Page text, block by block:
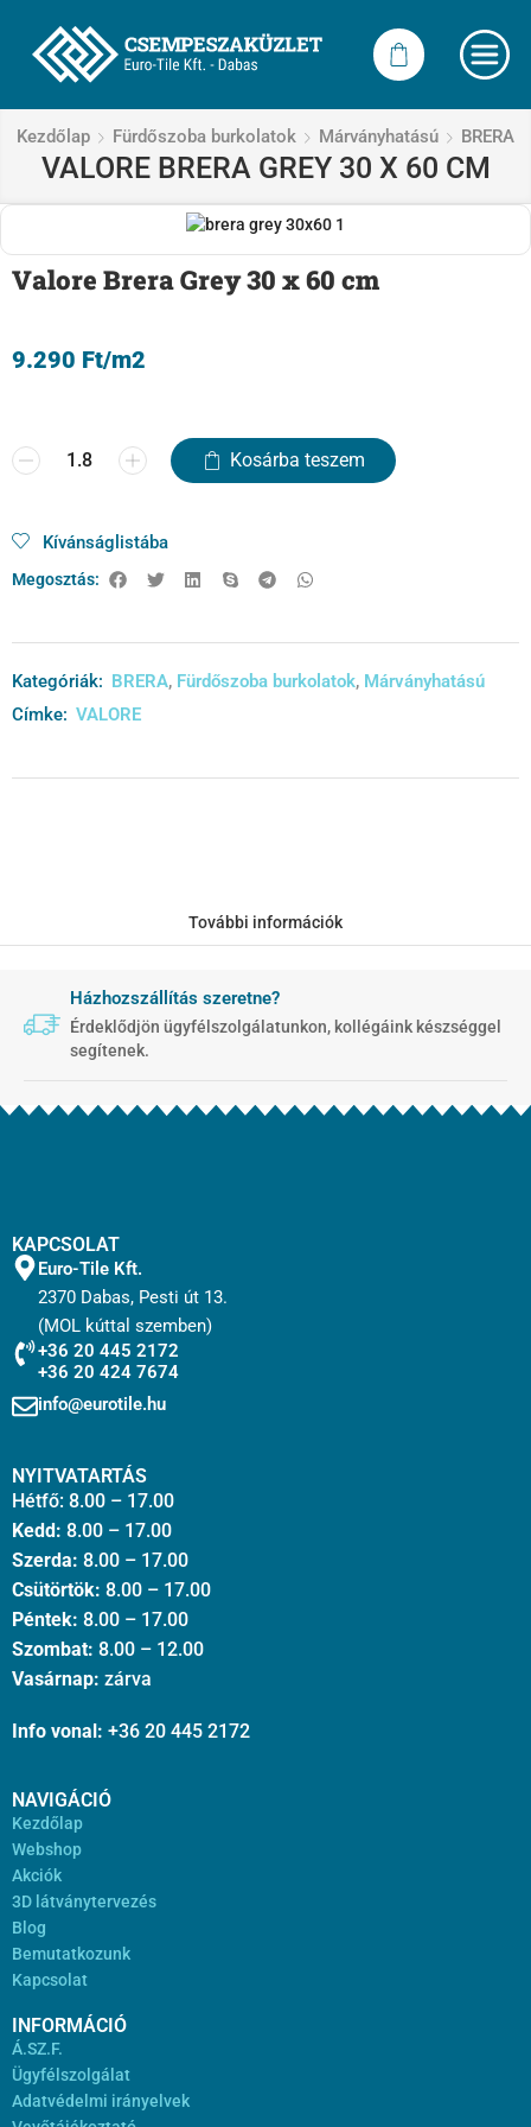
Kezdőlap Fürdőszoba burkolatok Márványhatású BRERA
VALORE BRERA GREY 30 X 60 CM
Valore Brera Grey 30 x 60 cm
9.290 Ft/m2
Kosárba teszem
Kívánságlistába
Megosztás:
Kategóriák: BRERA, Fürdőszoba burkolatok, Márványhatású
Címke: VALORE
További információk
Házhozszállítás szeretne?
Érdeklődjön ügyfélszolgálatunkon, kollégáink készséggel
segítenek.
KAPCSOLAT
Euro-Tile Kft.
2370 Dabas, Pesti út 13.
(MOL kúttal szemben)
+36 20 445 2172
+36 20 424 7674
info@eurotile.hu
NYITVATARTÁS
Hétfő: 8.00 – 17.00
Kedd: 8.00 – 17.00
Szerda: 8.00 – 17.00
Csütörtök: 8.00 – 17.00
Péntek: 8.00 – 17.00
Szombat: 8.00 – 12.00
Vasárnap: zárva
Info vonal: +36 20 445 2172
NAVIGÁCIÓ
Kezdőlap
Webshop
Akciók
3D látványtervezés
Blog
Bemutatkozunk
Kapcsolat
INFORMÁCIÓ
Á.SZ.F.
Ügyfélszolgálat
Adatvédelmi irányelvek